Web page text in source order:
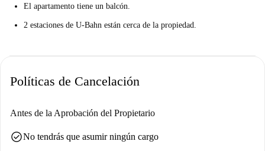
El apartamento tiene un balcón.
2 estaciones de U-Bahn están cerca de la propiedad.
Políticas de Cancelación
Antes de la Aprobación del Propietario
check_circleNo tendrás que asumir ningún cargo